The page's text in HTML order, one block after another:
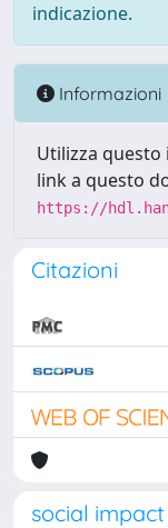
indicazione.
Informazioni
Utilizza
link a questo
https://
Citazioni
social impact